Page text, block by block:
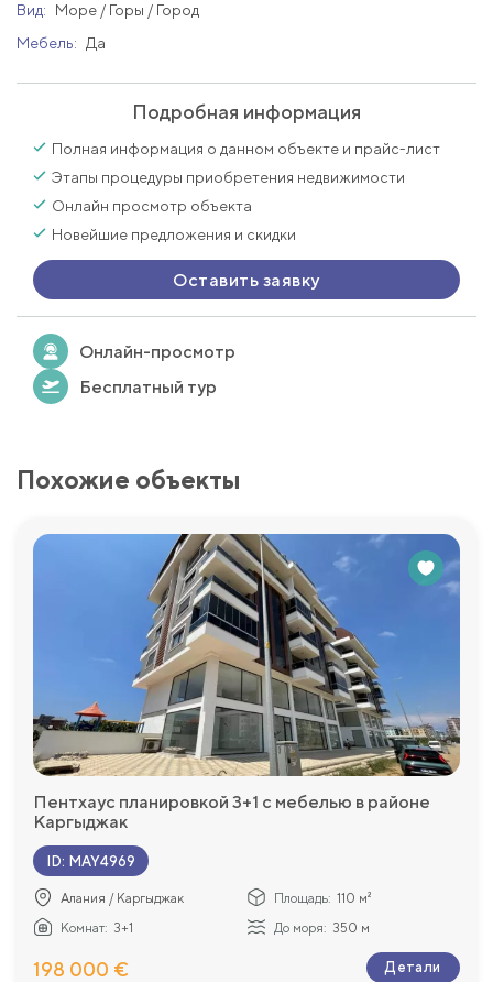
Вид:
Море / Горы / Город
Мебель:
Да
Подробная информация
Полная информация о данном объекте и прайс-лист
Этапы процедуры приобретения недвижимости
Онлайн просмотр объекта
Новейшие предложения и скидки
Оставить заявку
Онлайн-просмотр
Бесплатный тур
Похожие объекты
Пентхаус планировкой 3+1 с мебелью в районе
Каргыджак
ID: MAY4969
Алания / Каргыджак Площадь: 110 м²
Комнат: 3+1 До моря: 350 м
198 000 € Детали